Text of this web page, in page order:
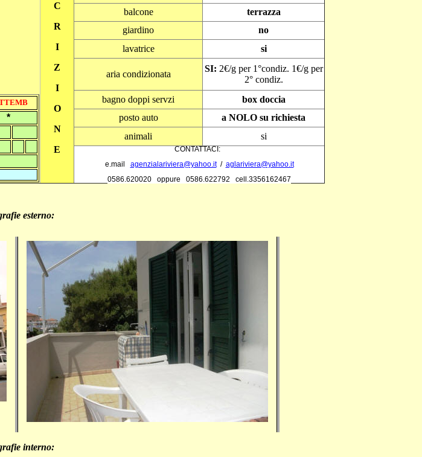
*
C
R
I
Z
I
O
N
E
balcone
terrazza
giardino
no
lavatrice
si
aria condizionata
SI: 2€/g per 1°condiz. 1€/g per
2° condiz.
bagno doppi servzi
box doccia
posto auto
a NOLO su richiesta
animali
si
CONTATTACI:
e.mail agenzialariviera@yahoo.it/ aglariviera@yahoo.it
0586.620020 oppure 0586.622792 cell.3356162467
esterno:
interno: